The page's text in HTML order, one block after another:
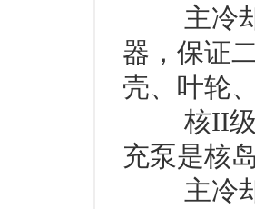
主冷却
器，保证
壳、叶轮
核II级泵
充泵是核
主冷却